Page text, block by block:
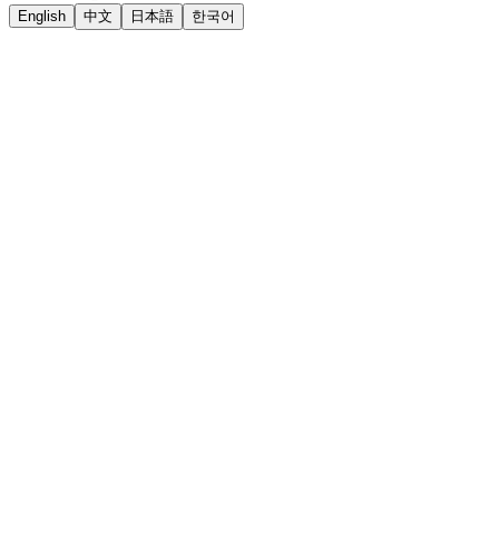
English 中文 日本語 한국어